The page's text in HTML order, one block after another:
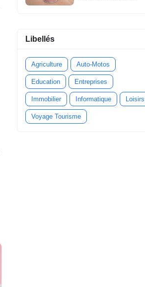
Libellés
Agriculture Auto-Motos
Education Entreprises
Immobilier Informatique Loisirs
Voyage Tourisme